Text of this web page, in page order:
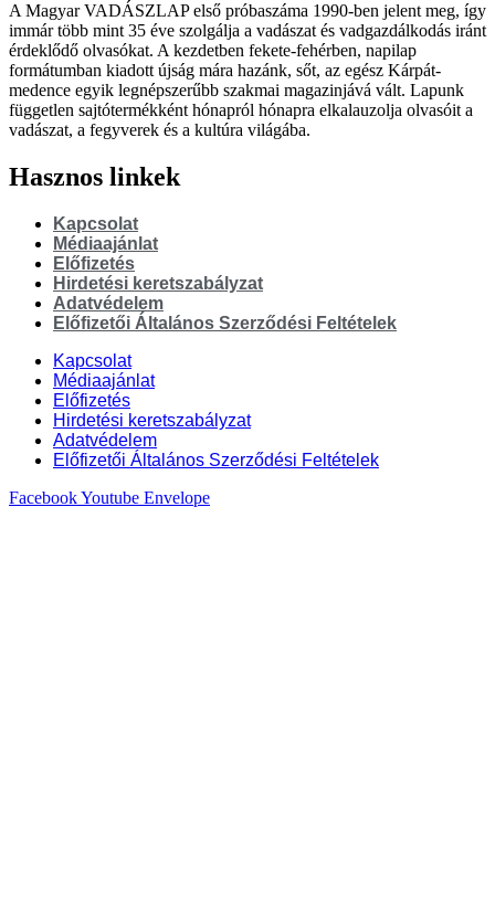
A Magyar VADÁSZLAP első próbaszáma 1990-ben jelent meg, így
immár több mint 35 éve szolgálja a vadászat és vadgazdálkodás iránt
érdeklődő olvasókat. A kezdetben fekete-fehérben, napilap
formátumban kiadott újság mára hazánk, sőt, az egész Kárpát-
medence egyik legnépszerűbb szakmai magazinjává vált. Lapunk
független sajtótermékként hónapról hónapra elkalauzolja olvasóit a
vadászat, a fegyverek és a kultúra világába.
Hasznos linkek
Kapcsolat
Médiaajánlat
Előfizetés
Hirdetési keretszabályzat
Adatvédelem
Előfizetői Általános Szerződési Feltételek
Kapcsolat
Médiaajánlat
Előfizetés
Hirdetési keretszabályzat
Adatvédelem
Előfizetői Általános Szerződési Feltételek
FacebookYoutube Envelope